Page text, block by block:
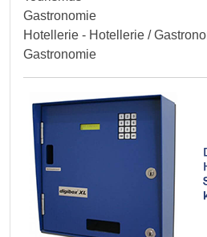
Gastronomie
Hotellerie - Hotellerie /
Gastronomie